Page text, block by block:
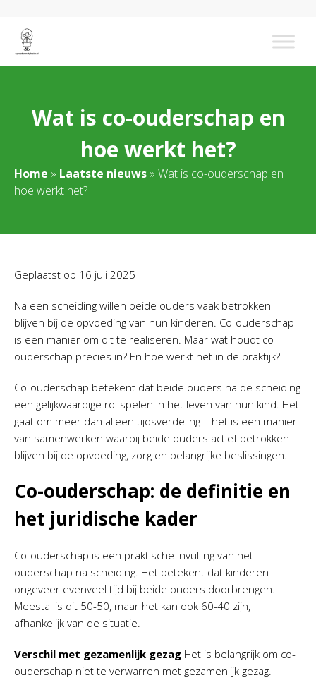
Wat is co-ouderschap en
hoe werkt het?
Home » Laatste nieuws » Wat is co-ouderschap en
hoe werkt het?
Geplaatst op 16 juli 2025
Na een scheiding willen beide ouders vaak betrokken
blijven bij de opvoeding van hun kinderen. Co-ouderschap
is een manier om dit te realiseren. Maar wat houdt co-
ouderschap precies in? En hoe werkt het in de praktijk?
Co-ouderschap betekent dat beide ouders na de scheiding
een gelijkwaardige rol spelen in het leven van hun kind. Het
gaat om meer dan alleen tijdsverdeling – het is een manier
van samenwerken waarbij beide ouders actief betrokken
blijven bij de opvoeding, zorg en belangrijke beslissingen.
Co-ouderschap: de definitie en
het juridische kader
Co-ouderschap is een praktische invulling van het
ouderschap na scheiding. Het betekent dat kinderen
ongeveer evenveel tijd bij beide ouders doorbrengen.
Meestal is dit 50-50, maar het kan ook 60-40 zijn,
afhankelijk van de situatie.
Verschil met gezamenlijk gezag Het is belangrijk om co-
ouderschap niet te verwarren met gezamenlijk gezag.